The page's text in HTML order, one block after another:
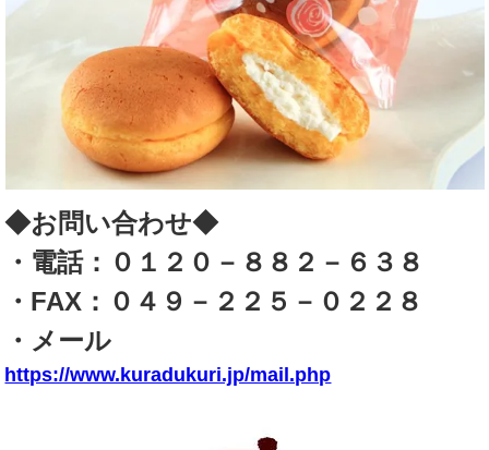
◆お問い合わせ◆
・電話：０１２０－８８２－６３８
・FAX：０４９－２２５－０２２８
・メール
https://www.kuradukuri.jp/mail.php